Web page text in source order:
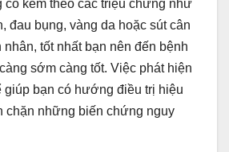
cổ kèm theo các triệu chứng như
đau bụng, vàng da hoặc sút cân
nhân, tốt nhất bạn nên đến bệnh
sớm càng tốt. Việc phát hiện
giúp bạn có hướng điều trị hiệu
chặn những biến chứng nguy